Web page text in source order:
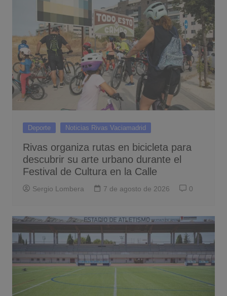
Deporte Noticias Rivas Vaciamadrid
Rivas organiza rutas en bicicleta para
descubrir su arte urbano durante el
Festival de Cultura en la Calle
Sergio Lombera 7 de agosto de 2026 0